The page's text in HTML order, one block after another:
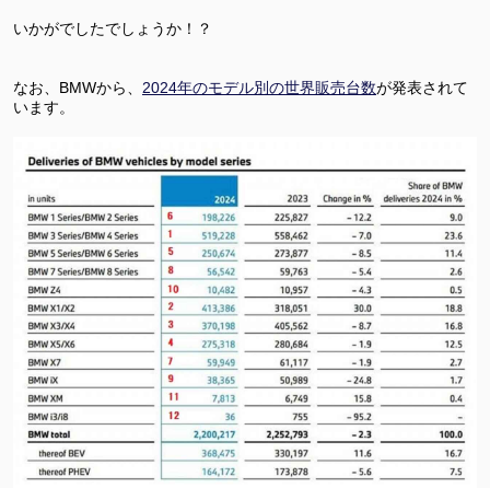
いかがでしたでしょうか！？
なお、BMWから、 2024年のモデル別の世界販売台数が発表されて
います。